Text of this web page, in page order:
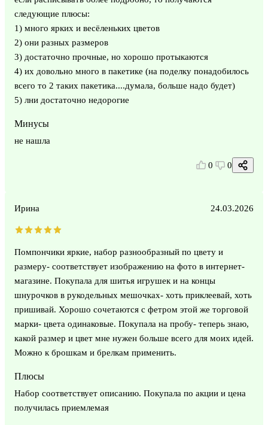
следующие плюсы:
1) много ярких и весёленьких цветов
2) они разных размеров
3) достаточно прочные, но хорошо протыкаются
4) их довольно много в пакетике (на поделку понадобилось
всего то 2 таких пакетика....думала, больше надо будет)
5) лни достаточно недорогие
Минусы
не нашла
0 0
Ирина 24.03.2026
Помпончики яркие, набор разнообразный по цвету и
размеру- соответствует изображению на фото в интернет-
магазине. Покупала для шитья игрушек и на концы
шнурочков в рукодельных мешочках- хоть приклеевай, хоть
пришивай. Хорошо сочетаются с фетром этой же торговой
марки- цвета одинаковые. Покупала на пробу- теперь знаю,
какой размер и цвет мне нужен больше всего для моих идей.
Можно к брошкам и брелкам применить.
Плюсы
Набор соответствует описанию. Покупала по акции и цена
получилась приемлемая